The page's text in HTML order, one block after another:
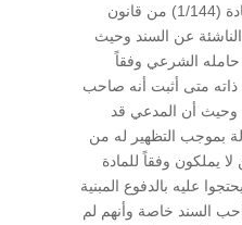
” حيث أن التظهير وفقاً للمادة (1/144) من قانون
عن السند وحيث
حامله الشرعي وفقاً
القانون ذاته متى أثبت أنه صاحب
وحيث أن المدعي قد
بموجب التظهير له من
لا يملكون وفقاً للمادة
عليه بالدفوع المبنية
السند خاصة وأنهم لم